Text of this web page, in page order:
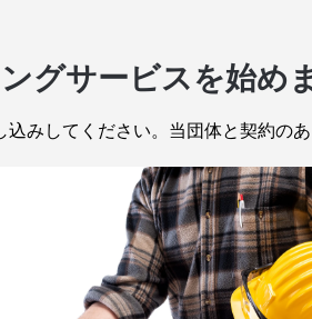
グサービスを始め
みしてください。当団体と契約の